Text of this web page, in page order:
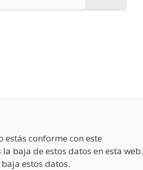
conforme con este
baja de estos datos en esta web.
estos datos.